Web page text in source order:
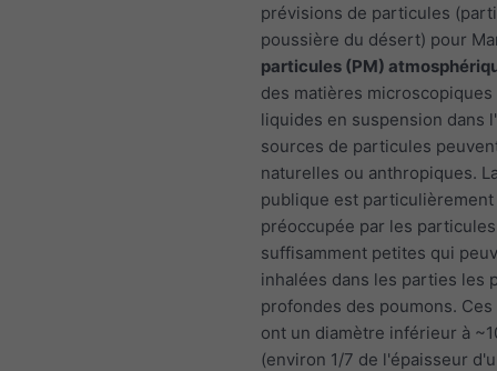
prévisions de particules
poussière du désert) pour
particules (PM)
des matières
liquides en suspension dans
sources de particules
naturelles ou anthropiques.
publique est particulièrement
préoccupée par les particules
suffisamment petites qui
inhalées dans les parties les
profondes des poumons.
ont un diamètre inférieur à
(environ 1/7 de l'épaisseur